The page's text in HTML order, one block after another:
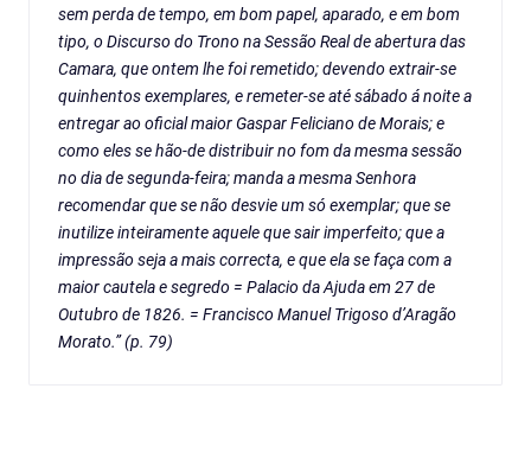
sem perda de tempo, em bom papel, aparado, e em bom
tipo, o Discurso do Trono na Sessão Real de abertura das
Camara, que ontem lhe foi remetido; devendo extrair-se
quinhentos exemplares, e remeter-se até sábado á noite a
entregar ao oficial maior Gaspar Feliciano de Morais; e
como eles se hão-de distribuir no fom da mesma sessão
no dia de segunda-feira; manda a mesma Senhora
recomendar que se não desvie um só exemplar; que se
inutilize inteiramente aquele que sair imperfeito; que a
impressão seja a mais correcta, e que ela se faça com a
maior cautela e segredo = Palacio da Ajuda em 27 de
Outubro de 1826. = Francisco Manuel Trigoso d’Aragão
Morato.” (p. 79)